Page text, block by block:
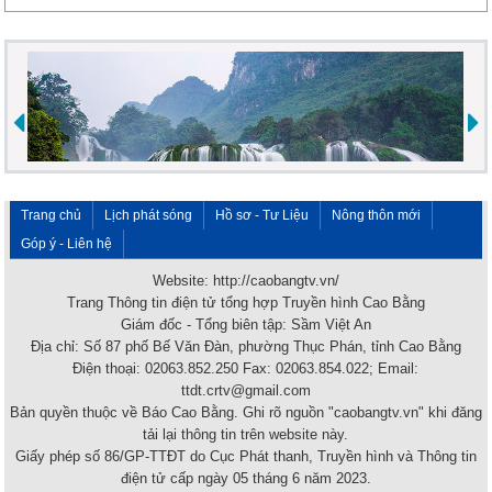
Trang chủ Lịch phát sóng Hồ sơ - Tư Liệu
Nông thôn mới
Góp ý - Liên hệ
Website: http://caobangtv.vn/
Trang Thông tin điện tử tổng hợp Truyền hình Cao Bằng
Giám đốc - Tổng biên tập: Sầm Việt An
Địa chỉ: Số 87 phố Bế Văn Đàn, phường Thục Phán, tỉnh Cao Bằng
Điện thoại: 02063.852.250 Fax: 02063.854.022; Email:
ttdt.crtv@gmail.com
Bản quyền thuộc về Báo Cao Bằng. Ghi rõ nguồn "caobangtv.vn" khi đăng
tải lại thông tin trên website này.
Giấy phép số 86/GP-TTĐT do Cục Phát thanh, Truyền hình và Thông tin
điện tử cấp ngày 05 tháng 6 năm 2023.